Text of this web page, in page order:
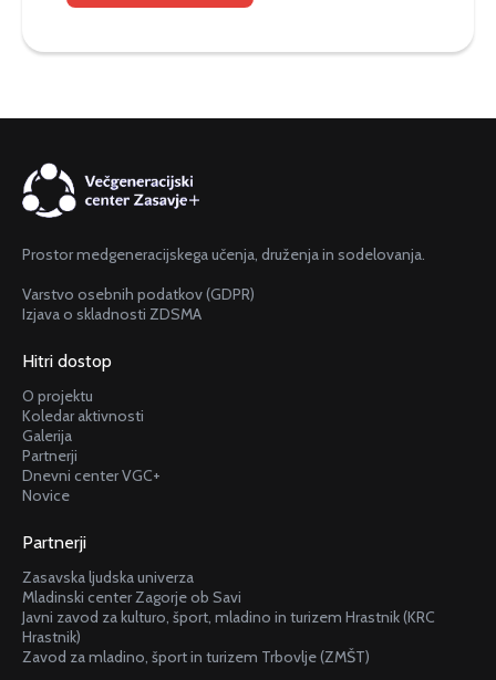
Prostor medgeneracijskega učenja, druženja in sodelovanja.
Varstvo osebnih podatkov (GDPR)
Izjava o skladnosti ZDSMA
Hitri dostop
O projektu
Koledar aktivnosti
Galerija
Partnerji
Dnevni center VGC+
Novice
Partnerji
Zasavska ljudska univerza
Mladinski center Zagorje ob Savi
Javni zavod za kulturo, šport, mladino in turizem Hrastnik (KRC
Hrastnik)
Zavod za mladino, šport in turizem Trbovlje (ZMŠT)